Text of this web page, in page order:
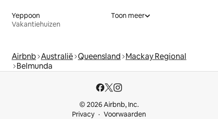
Yeppoon
Vakantiehuizen
Toon meer
Airbnb Australië Queensland Mackay Regional
Belmunda
© 2026 Airbnb, Inc.
Privacy
Voorwaarden